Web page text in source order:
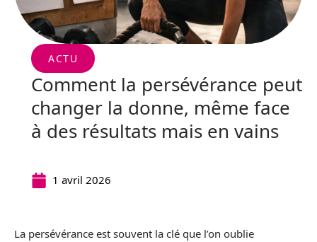
ACTU
Comment la persévérance peut
changer la donne, même face
à des résultats mais en vains
1 avril 2026
La persévérance est souvent la clé que l’on oublie